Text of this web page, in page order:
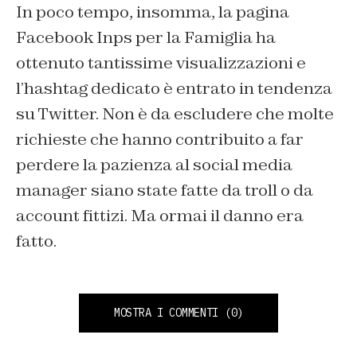
In poco tempo, insomma, la pagina
Facebook Inps per la Famiglia ha
ottenuto tantissime visualizzazioni e
l’hashtag dedicato è entrato in tendenza
su Twitter. Non è da escludere che molte
richieste che hanno contribuito a far
perdere la pazienza al social media
manager siano state fatte da troll o da
account fittizi. Ma ormai il danno era
fatto.
MOSTRA I COMMENTI (0)